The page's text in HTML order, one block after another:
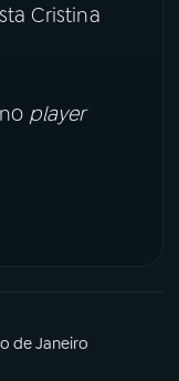
Cristina
player
de Janeiro